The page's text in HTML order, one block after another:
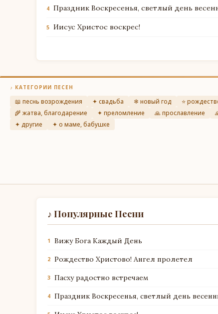
4 Праздник Воскресенья, светлый день
5 Иисус Христос воскрес!
♪ КАТЕГОРИИ ПЕСЕН
📖 песнь возрождения ✦ свадьба ❄ новый год ⭐
🌾 жатва, благодарение
✦ преломление 🙏 прославление
✦ другие
✦ о маме, бабушке
♪ Популярные Песни
1 Вижу Бога Каждый День
2 Рождество Христово! Ангел пролетел
3 Пасху радостно встречаем
4 Праздник Воскресенья, светлый день